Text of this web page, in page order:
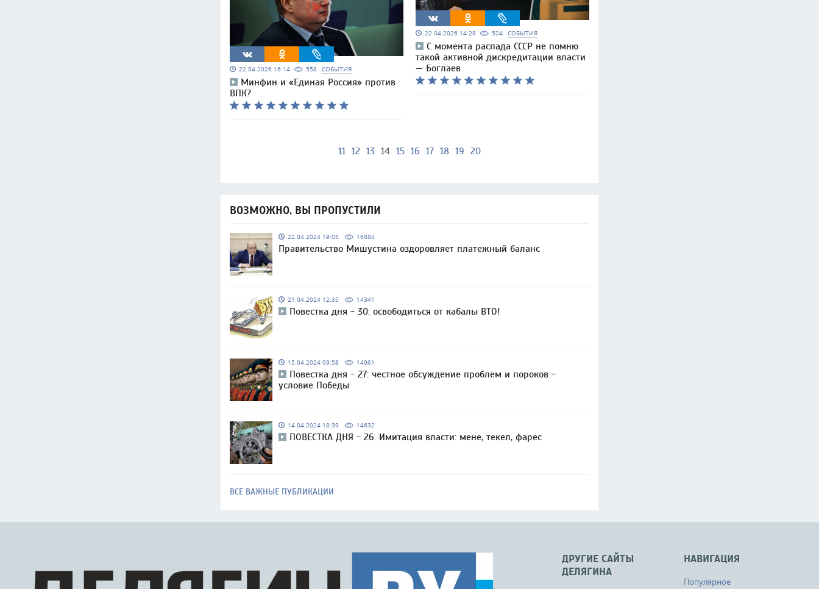
22.04.2026 16:14 558 СОБЫТИЯ
Минфин и «Единая Россия» против
ВПК?
22.04.2026 14:28 524 СОБЫТИЯ
С момента распада СССР не помню
такой активной дискредитации власти
— Боглаев
11 12 13 14 15 16 17 18 19 20
ВОЗМОЖНО, ВЫ ПРОПУСТИЛИ
22.04.2024 19:05 16884
Правительство Мишустина оздоровляет платежный баланс
21.04.2024 12:35 14341
Повестка дня - 30: освободиться от кабалы ВТО!
15.04.2024 09:58 14961
Повестка дня - 27: честное обсуждение проблем и пороков -
условие Победы
14.04.2024 18:39 14632
ПОВЕСТКА ДНЯ - 26. Имитация власти: мене, текел, фарес
ВСЕ ВАЖНЫЕ ПУБЛИКАЦИИ
НАВИГАЦИЯ
Популярное
ДРУГИЕ САЙТЫ
ДЕЛЯГИНА